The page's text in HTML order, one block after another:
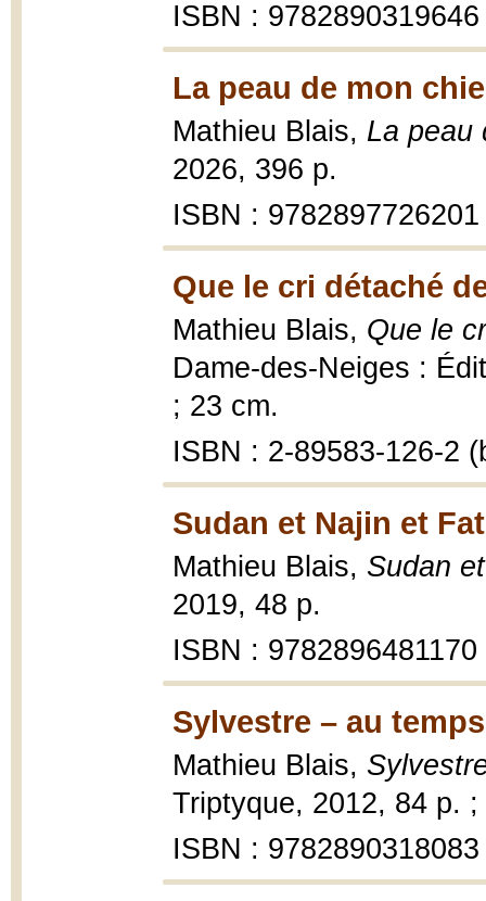
ISBN : 9782890319646
La peau de mon
Mathieu Blais, La peau
2026, 396 p.
ISBN : 9782897726201
Que le cri détaché
Mathieu Blais, Que le
Dame-des-Neiges :
; 23 cm.
ISBN : 2-89583-126-2
Sudan et Najin et
Mathieu Blais, Sudan
2019, 48 p.
ISBN : 9782896481170
Sylvestre – au
Mathieu Blais,
Triptyque, 2012, 84 p.
ISBN : 9782890318083